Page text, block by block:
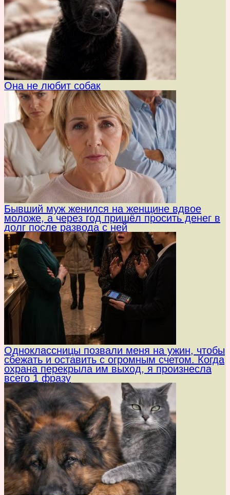
Она не любит собак
Бывший муж женился на женщине вдвое
моложе, а через год пришёл просить денег в
долг после развода с ней
Одноклассницы позвали меня на ужин, чтобы
сбежать и оставить с огромным счетом. Когда
охрана перекрыла им выход, я произнесла
всего 1 фразу